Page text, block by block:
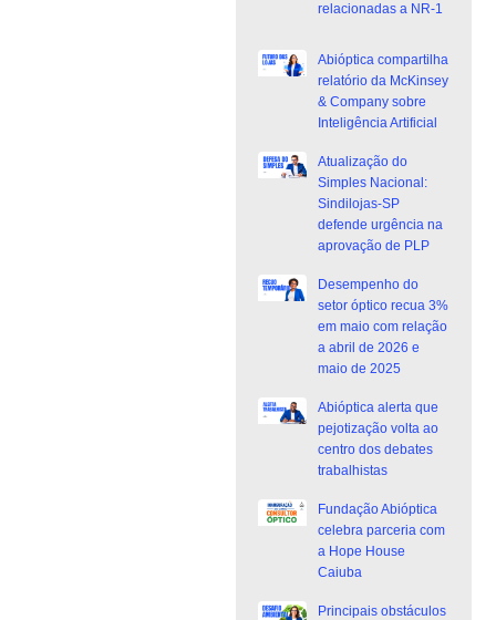
relacionadas a NR-1
Abióptica compartilha
relatório da McKinsey
& Company sobre
Inteligência Artificial
Atualização do
Simples Nacional:
Sindilojas-SP
defende urgência na
aprovação de PLP
Desempenho do
setor óptico recua 3%
em maio com relação
a abril de 2026 e
maio de 2025
Abióptica alerta que
pejotização volta ao
centro dos debates
trabalhistas
Fundação Abióptica
celebra parceria com
a Hope House
Caiuba
Principais obstáculos